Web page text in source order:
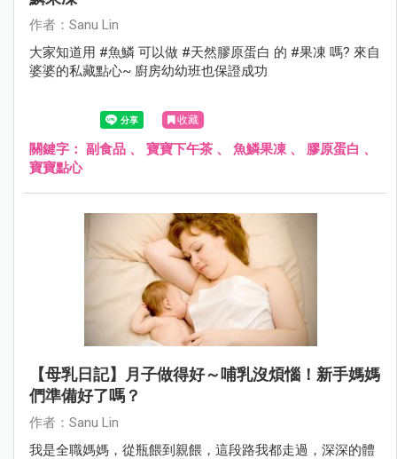
作者：Sanu Lin
大家知道用 #魚鱗 可以做 #天然膠原蛋白 的 #果凍 嗎? 來自
婆婆的私藏點心~ 廚房幼幼班也保證成功
收藏
關鍵字： 副食品 、 寶寶下午茶 、 魚鱗果凍 、 膠原蛋白 、
寶寶點心
【母乳日記】月子做得好～哺乳沒煩惱！新手媽媽
們準備好了嗎？
作者：Sanu Lin
我是全職媽媽，從瓶餵到親餵，這段路我都走過，深深的體